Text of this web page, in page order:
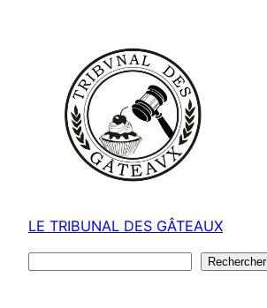
LE TRIBUNAL DES GÂTEAUX
Rechercher